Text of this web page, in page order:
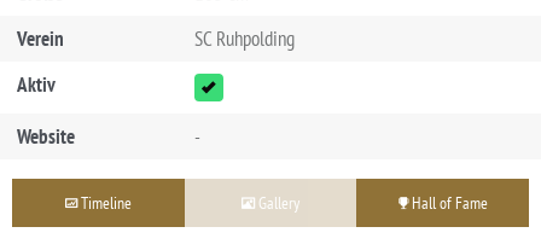
Verein
SC Ruhpolding
Aktiv
Website
-
Timeline Gallery Hall of Fame